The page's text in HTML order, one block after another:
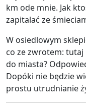
km ode mnie. Jak
zapitalać ze
W osiedlowym
co ze zwrotem: tutaj
do miasta?
Dopóki nie będzie
prostu utrudnianie